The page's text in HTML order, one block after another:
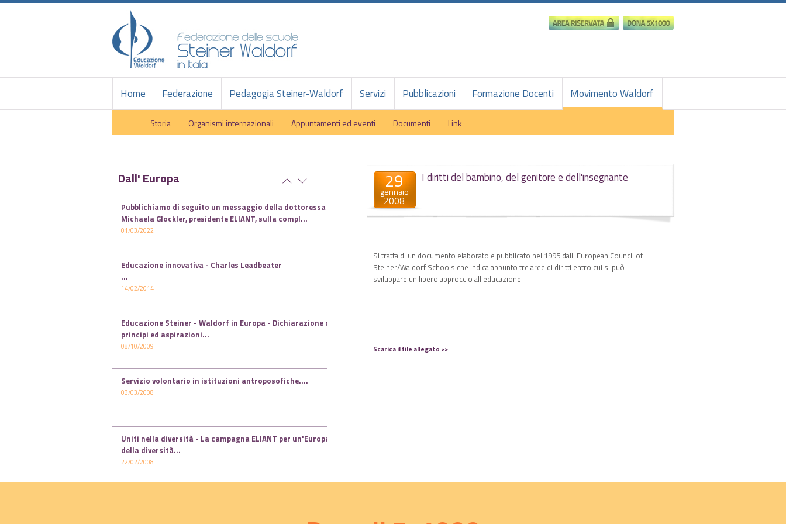
Home Federazione Pedagogia Steiner-Waldorf Servizi Pubblicazioni Formazione Docenti Movimento Waldorf
Storia Organismi internazionali Appuntamenti ed eventi Documenti Link
Dall' Europa
Pubblichiamo di seguito un messaggio della dottoressa
Michaela Glockler, presidente ELIANT, sulla compl...
01/03/2022
Educazione innovativa - Charles Leadbeater
...
14/02/2014
Educazione Steiner - Waldorf in Europa - Dichiarazione di
principi ed aspirazioni...
08/10/2009
Servizio volontario in istituzioni antroposofiche....
03/03/2008
Uniti nella diversità - La campagna ELIANT per un'Europa
della diversità...
22/02/2008
29
gennaio
2008
I diritti del bambino, del genitore e dell'insegnante
Si tratta di un documento elaborato e pubblicato nel 1995 dall' European Council of
Steiner/Waldorf Schools che indica appunto tre aree di diritti entro cui si può
sviluppare un libero approccio all'educazione.
Scarica il file allegato >>